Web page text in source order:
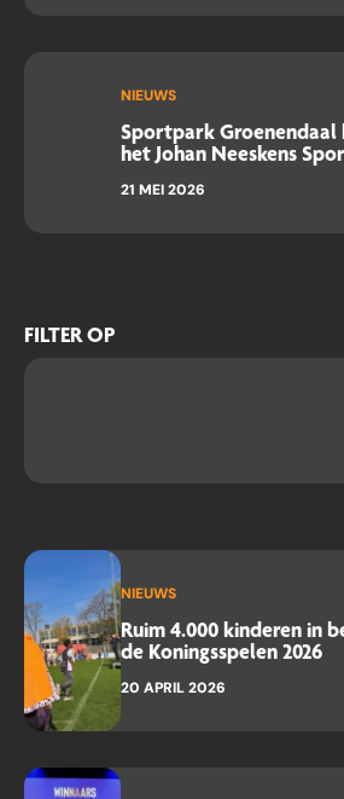
NIEUWS
Sportpark
het Johan Neeskens
21 MEI 2026
FILTER OP
NIEUWS
Ruim 4.000 kinderen in
de Koningsspelen 2026
20 APRIL 2026